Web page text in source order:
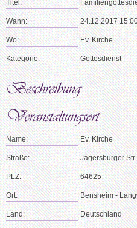
Titel:
Wann: 24.12.2017
Wo: Ev. Kirche
Kategorie: Gottesdienst
Name: Ev. Kirche
Straße: Jägersburger Str.
PLZ: 64625
Ort: Bensheim -
Land: Deutschland